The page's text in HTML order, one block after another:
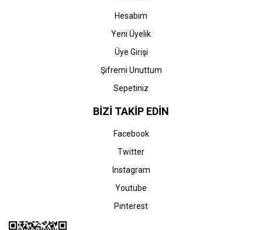
Hesabım
Yeni Üyelik
Üye Girişi
Şifremi Unuttum
Sepetiniz
BİZİ TAKİP EDİN
Facebook
Twitter
Instagram
Youtube
Pinterest